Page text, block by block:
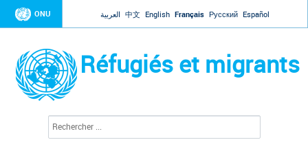
Jump to navigation
ONU العربية 中文 English Français Русский Español
Réfugiés et migrants
c